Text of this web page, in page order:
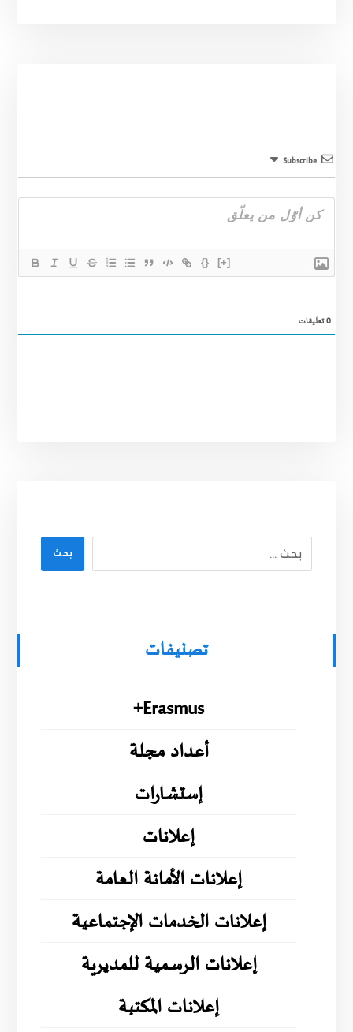
Subscribe
{} [+]
0تعليقات
بحث
تصنيفات
Erasmus+
أعداد مجلة
إستشارات
إعلانات
إعلانات الأمانة العامة
إعلانات الخدمات الإجتماعية
إعلانات الرسمية للمديرية
إعلانات المكتبة